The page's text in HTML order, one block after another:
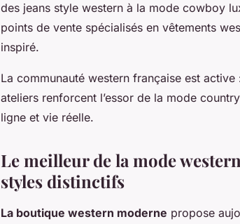
des jeans style western à la mode cowboy
points de vente spécialisés en vêtements
inspiré.
La communauté western française est
ateliers renforcent l’essor de la mode
ligne et vie réelle.
Le meilleur de la mode
styles distinctifs
La boutique western moderne propose